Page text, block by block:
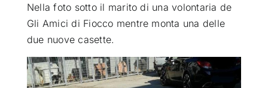
Nella foto sotto il marito di una volontaria de
Gli Amici di Fiocco mentre monta una delle
due nuove casette.